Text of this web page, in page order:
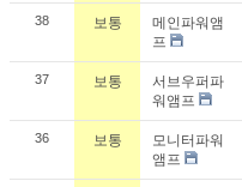
38 보통
메인파워앰
프
37 보통
서브우퍼파
워앰프
36 보통
모니터파워
앰프